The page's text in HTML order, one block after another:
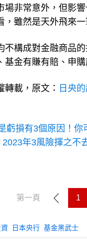
場非常意外，但影
，雖然是天外飛來
不構成對金融商品
基金有賺有賠、申
轉載，原文： 日央
虧損有3個原因！
年3風險揮之不
第一頁 1
日本央行 基金黑武士